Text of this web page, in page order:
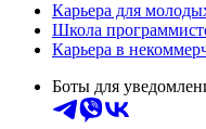
Карьера для
Школа
Карьера в
Боты для